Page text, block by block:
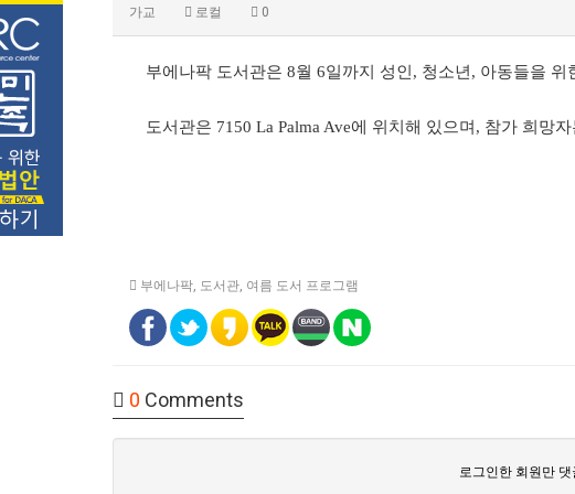
가교 로컬 0
부에나팍 도서관은 8월 6일까지 성인, 청소년, 아동들을
도서관은 7150 La Palma Ave에 위치해 있으며, 참가 희망자
부에나팍, 도서관, 여름 도서 프로그램
0 Comments
로그인한 회원만